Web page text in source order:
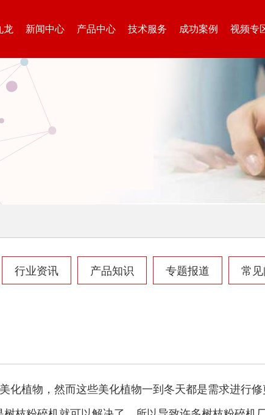
龙 新闻中心 产品中心 技术服务 成功案例 视频专
行业资讯 产品知识 专题报道 常
化植物，然而这些美化植物一到冬天都是需求进行